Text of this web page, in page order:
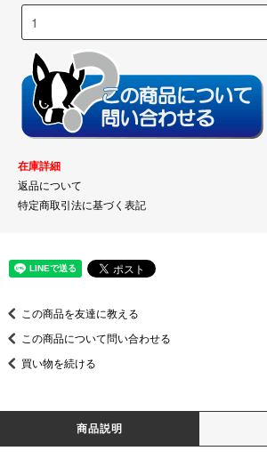
在庫詳細
返品について
特定商取引法に基づく表記
この商品を友達に教える
この商品について問い合わせる
買い物を続ける
商品説明